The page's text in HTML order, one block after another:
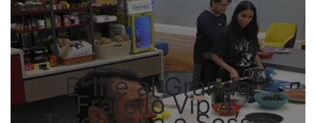
E’ lite al Grande
Fratello Vip 4,